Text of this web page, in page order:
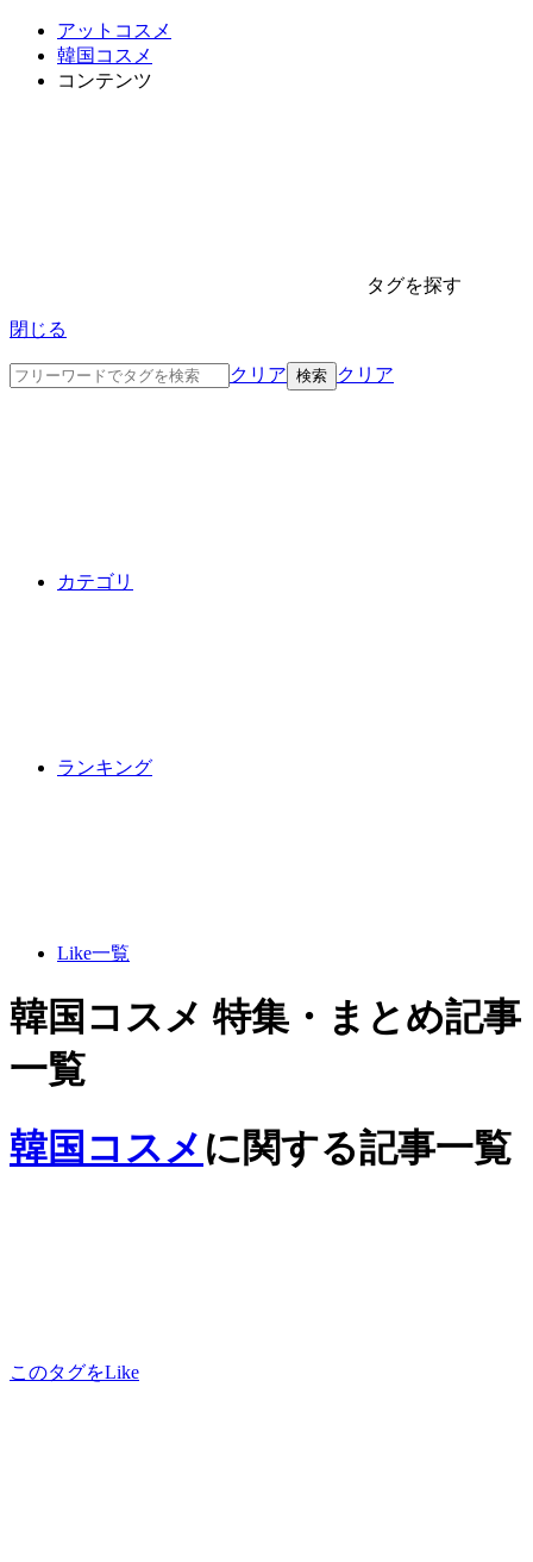
アットコスメ
韓国コスメ
コンテンツ
タグを探す
閉じる
クリア クリア
カテゴリ
ランキング
Like一覧
韓国コスメ 特集・まとめ記事
一覧
韓国コスメ に関する記事一覧
このタグをLike